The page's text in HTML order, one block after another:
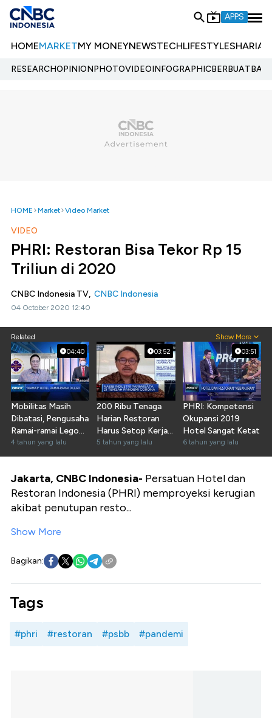
APPS
HOMEMARKETMY MONEYNEWSTECHLIFESTYLESHARIA
RESEARCHOPINIONPHOTOVIDEOINFOGRAPHIC
HOME Market Video Market
VIDEO
PHRI: Restoran Bisa Tekor Rp 15
Triliun di 2020
CNBC Indonesia TV, CNBC Indonesia
04 October 2020 12:40
Related Show More
04:40
Mobilitas Masih
Dibatasi, Pengusaha
Ramai-ramai Lego
Hotel
4 tahun yang lalu
03:52
200 Ribu Tenaga
Harian Restoran
Harus Setop Kerja
Saat PSBB
5 tahun yang lalu
03:51
PHRI: Kompetensi
Okupansi 2019
Hotel Sangat Ketat
6 tahun yang lalu
Jakarta, CNBC Indonesia- Persatuan Hotel dan
Restoran Indonesia (PHRI) memproyeksi kerugian
akibat penutupan resto...
Show More
Bagikan:
Tags
#phri #restoran #psbb #pandemi